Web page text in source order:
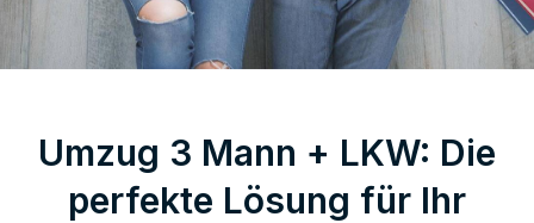
Umzug 3 Mann + LKW: Die
perfekte Lösung für Ihr